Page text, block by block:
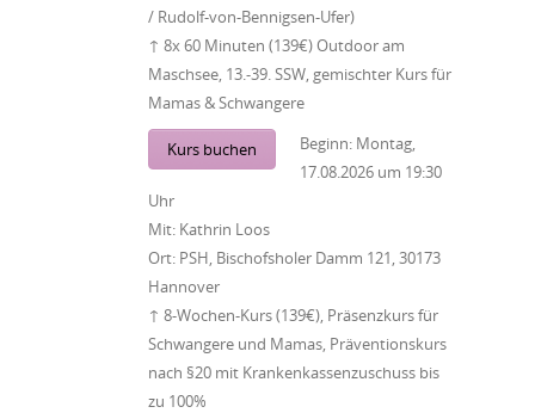
/ Rudolf-von-Bennigsen-Ufer)
↑ 8x 60 Minuten (139€) Outdoor am
Maschsee, 13.-39. SSW, gemischter Kurs für
Mamas & Schwangere
Kurs buchen Beginn: Montag,
17.08.2026 um 19:30
Uhr
Mit: Kathrin Loos
Ort: PSH, Bischofsholer Damm 121, 30173
Hannover
↑ 8-Wochen-Kurs (139€), Präsenzkurs für
Schwangere und Mamas, Präventionskurs
nach §20 mit Krankenkassenzuschuss bis
zu 100%